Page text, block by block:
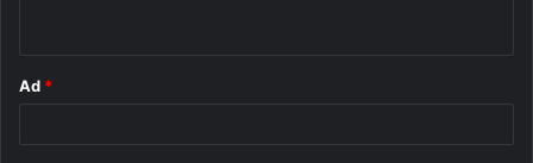
Ad *